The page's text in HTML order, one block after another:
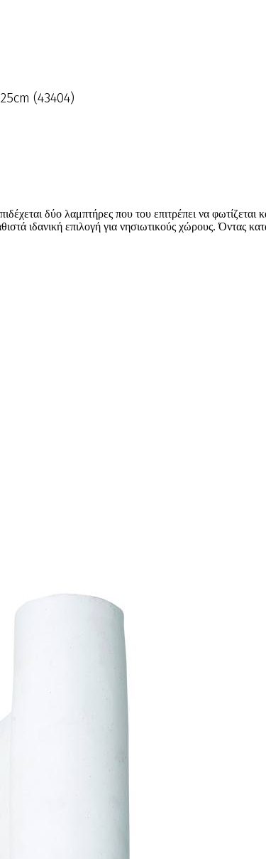
(43404)
δύο λαμπτήρες που του επιτρέπει να
ιδανική επιλογή για νησιωτικούς χώρους. Όντας